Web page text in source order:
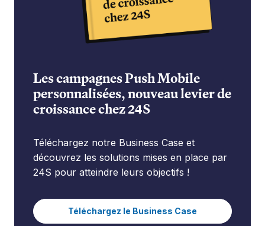
Les campagnes Push Mobile
personnalisées, nouveau levier de
croissance chez 24S
Téléchargez notre Business Case et
découvrez les solutions mises en place par
24S pour atteindre leurs objectifs !
Téléchargez le Business Case